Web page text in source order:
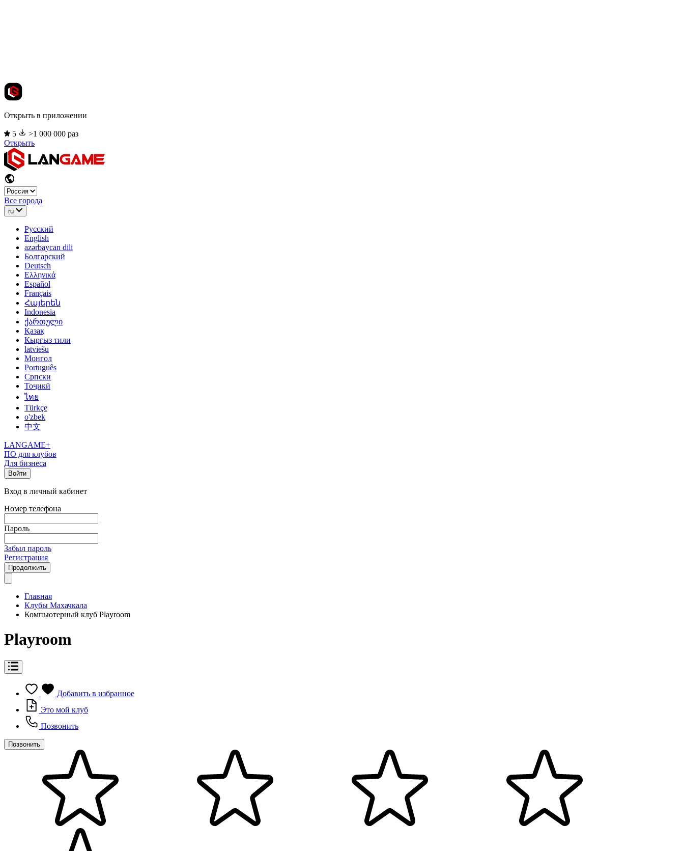
Открыть в приложении
5
>1 000 000 раз
Открыть
Все города
ru
Русский
English
azərbaycan dili
Болгарский
Deutsch
Ελληνικά
Español
Français
Հայերեն
Indonesia
ქართული
Қазақ
Кыргыз тили
latviešu
Монгол
Português
Српски
Тоҷикӣ
ไทย
Türkçe
o'zbek
中文
LANGAME+
ПО для клубов
Для бизнеса
Войти
Вход в личный кабинет
Номер телефона
Пароль
Забыл пароль
Регистрация
Продолжить
Главная
Клубы Махачкала
Компьютерный клуб Playroom
Playroom
Добавить в избранное
Это мой клуб
Позвонить
Позвонить